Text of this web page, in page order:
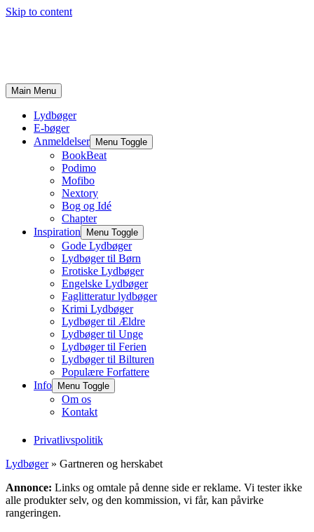
Skip to content
Main Menu
Lydbøger
E-bøger
Anmeldelser
Menu Toggle
BookBeat
Podimo
Mofibo
Nextory
Bog og Idé
Chapter
Inspiration
Menu Toggle
Gode Lydbøger
Lydbøger til Børn
Erotiske Lydbøger
Engelske Lydbøger
Faglitteratur lydbøger
Krimi Lydbøger
Lydbøger til Ældre
Lydbøger til Unge
Lydbøger til Ferien
Lydbøger til Bilturen
Populære Forfattere
Info
Menu Toggle
Om os
Kontakt
Privatlivspolitik
Lydbøger» Gartneren og herskabet
Annonce: Links og omtale på denne side er reklame. Vi tester ikke
alle produkter selv, og den kommission, vi får, kan påvirke
rangeringen.